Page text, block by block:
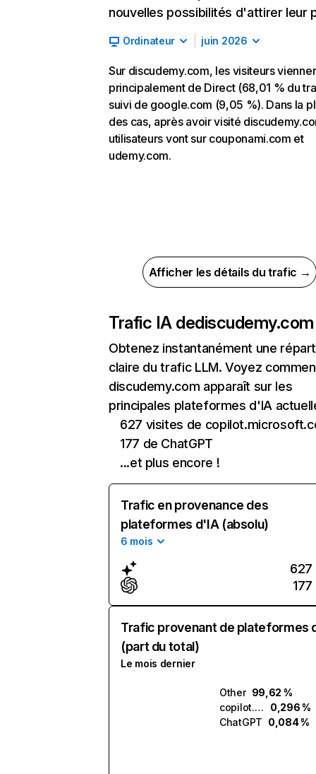
nouvelles possibilités d'attirer leur
Ordinateur juin 2026
Sur discudemy.com, les visiteurs
principalement de Direct (68,01 % du
suivi de google.com (9,05 %). Dans la
des cas, après avoir visité
utilisateurs vont sur couponami.com et
udemy.com.
Afficher les détails du trafic →
Trafic IA dediscudemy.com
Obtenez instantanément une
claire du trafic LLM. Voyez
discudemy.com apparaît sur les
principales plateformes d'IA
627 visites de
177 de ChatGPT
...et plus encore !
Trafic en provenance des
plateformes d'IA (absolu)
6 mois
627
177
Trafic provenant de plateformes
(part du total)
Le mois dernier
Other 99,62 %
copilot.microsoft.com
0,296 %
ChatGPT 0,084 %